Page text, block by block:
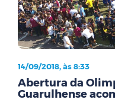
14/09/2018, às 8:33
Abertura da
Guarulhense